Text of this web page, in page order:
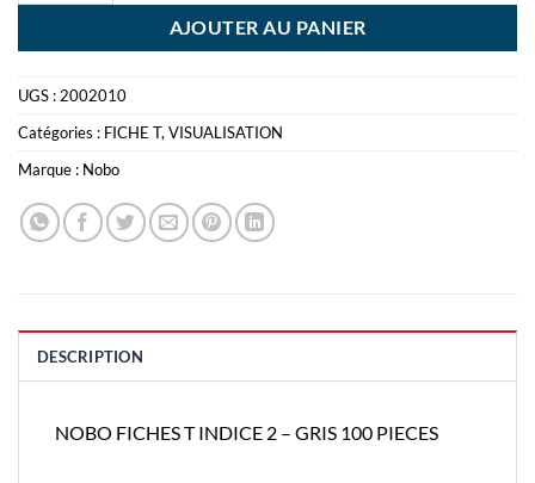
AJOUTER AU PANIER
UGS : 2002010
Catégories : FICHE T, VISUALISATION
Marque : Nobo
DESCRIPTION
NOBO FICHES T INDICE 2 – GRIS 100 PIECES